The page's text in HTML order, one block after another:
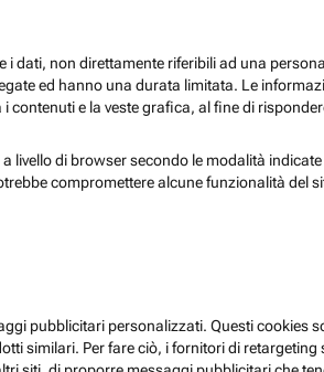
i dati, non direttamente riferibili ad una
ed hanno una durata limitata. Le
e la veste grafica, al fine di
livello di browser secondo le modalità
compromettere alcune funzionalità del
pubblicitari personalizzati. Questi cookies
similari. Per fare ciò, i fornitori di retargeting